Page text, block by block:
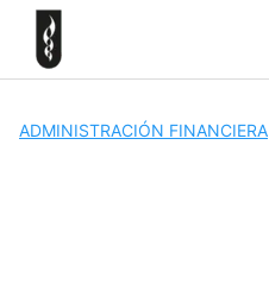
Skip
content
ADMINISTRACIÓN FINANCIERA